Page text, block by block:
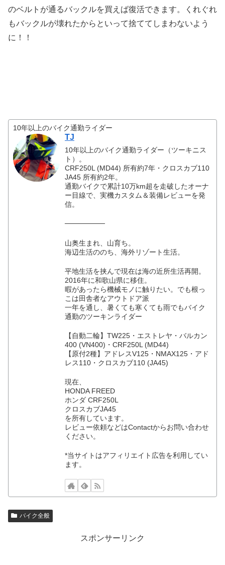
のベルトが通るバックルを買えば復活できます。くれぐれ
もバックルが壊れたからといって捨ててしまわないよう
に！！
10年以上のバイク通勤ライダー
TJ
10年以上のバイク通勤ライダー（ツーキニス
ト）。
CRF250L (MD44) 所有約7年・クロスカブ110
JA45 所有約2年。
通勤バイクで累計10万km超を走破したオーナ
ー目線で、実機カスタム＆装備レビューを発
信。
────────
山奥生まれ、山育ち。
海辺生活ののち、海外リゾート生活。
平地生活を挟んで現在は海の近所生活再開。
2016年に和歌山県に移住。
暇があったら機械モノに触りたい。でも根っ
こは田舎者なアウトドア派
一年を通し、暑くても寒くても雨でもバイク
通勤のツーキンライダー
【自動二輪】TW225・エストレヤ・バルカン
400 (VN400)・CRF250L (MD44)
【原付2種】アドレスV125・NMAX125・アド
レス110・クロスカブ110 (JA45)
現在、
HONDA FREED
ホンダ CRF250L
クロスカブJA45
を所有しています。
レビュー依頼などはContactからお問い合わせ
ください。
*当サイトはアフィリエイト広告を利用してい
ます。
バイク全般
スポンサーリンク